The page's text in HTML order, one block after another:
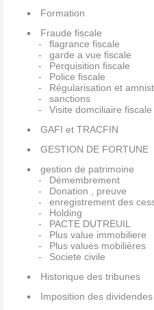
Formation
Fraude fiscale
flagrance fiscale
garde a vue fiscale
Perquisition fiscale
Police fiscale
Régularisation et
sanctions
Visite domciliaire fiscale
GAFI et TRACFIN
GESTION DE FORTUNE
gestion de patrimoine
Démembrement
Donation , preuve
enregistrement des
Holding
PACTE DUTREUIL
Plus value immobiliere
Plus values mobilières
Societe civile
Historique des tribunes
Imposition des dividendes